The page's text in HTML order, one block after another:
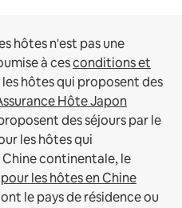
hôtes n'est pas une
à cesconditions et
hôtes qui proposent des
Hôte Japon
des séjours par le
les hôtes qui
continentale, le
les hôtes en Chine
le pays de résidence ou